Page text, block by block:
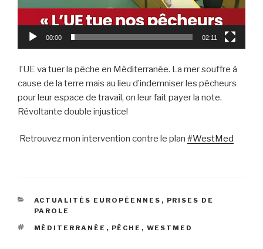
00:00 02:11
l’UE va tuer la pêche en Méditerranée. La mer souffre à
cause de la terre mais au lieu d’indemniser les pêcheurs
pour leur espace de travail, on leur fait payer la note.
Révoltante double injustice!
Retrouvez mon intervention contre le plan #WestMed
CATÉGORIES
ACTUALITÉS EUROPÉENNES , PRISES DE
PAROLE
ÉTIQUETTES
MÉDITERRANÉE , PÊCHE , WESTMED